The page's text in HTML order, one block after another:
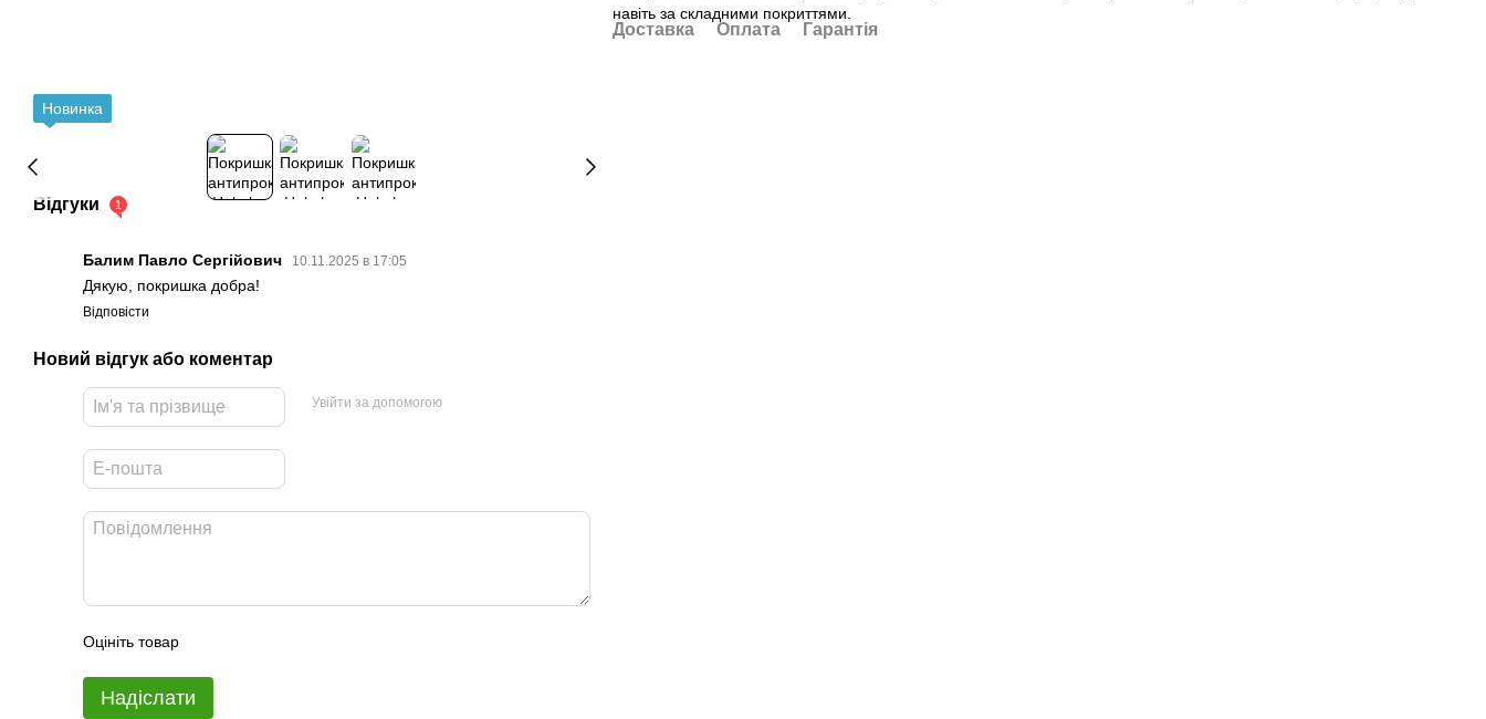
Новинка
Відгуки 1
Балим Павло Сергійович 10.11.2025 в 17:05
Дякую, покришка добра!
Відповісти
Новий відгук або коментар
Увійти за допомогою
Оцініть товар
Надіслати
навіть за складними покриттями.
Доставка Оплата Гарантія